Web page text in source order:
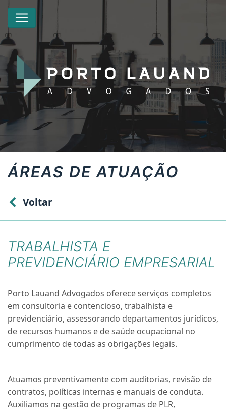
ÁREAS DE ATUAÇÃO
Voltar
TRABALHISTA E
PREVIDENCIÁRIO EMPRESARIAL
Porto Lauand Advogados oferece serviços completos
em consultoria e contencioso, trabalhista e
previdenciário, assessorando departamentos jurídicos,
de recursos humanos e de saúde ocupacional no
cumprimento de todas as obrigações legais.
Atuamos preventivamente com auditorias, revisão de
contratos, políticas internas e manuais de conduta.
Auxiliamos na gestão de programas de PLR,